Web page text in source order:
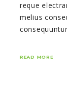
reque
melius
READ MORE